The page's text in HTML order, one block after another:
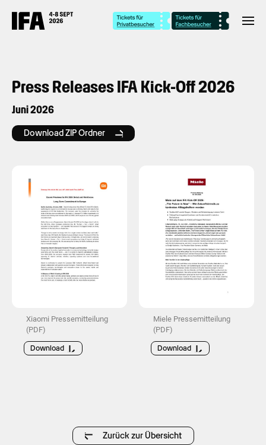
Press Releases IFA Kick-Off 2026
Juni 2026
Download ZIP Ordner
Xiaomi Pressemitteilung
(PDF)
Download
Miele Pressemitteilung
(PDF)
Download
Zurück zur Übersicht